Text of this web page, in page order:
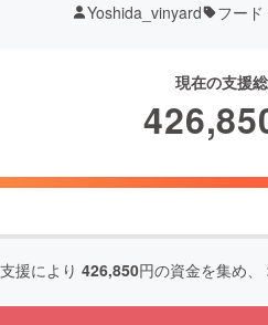
Yoshida_vinyard フー
現在の支援
援により 426,850円の資金を集め、